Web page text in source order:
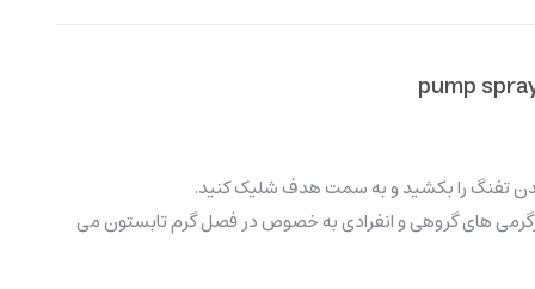
تفنگ را بکشید و به سمت هدف شلیک کنید.
های گروهی و انفرادی به خصوص در فصل گرم تابستون می